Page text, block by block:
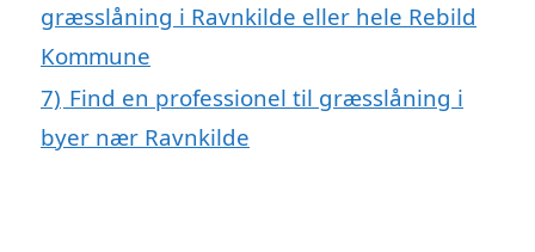
græsslåning i Ravnkilde eller hele Rebild
Kommune
7) Find en professionel til græsslåning i
byer nær Ravnkilde